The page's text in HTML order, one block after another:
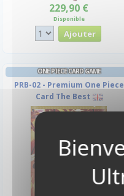
229,90 €
Disponible
ONE PIECE CARD GAME
PRB-02 - Premium One Piece
Card The Best